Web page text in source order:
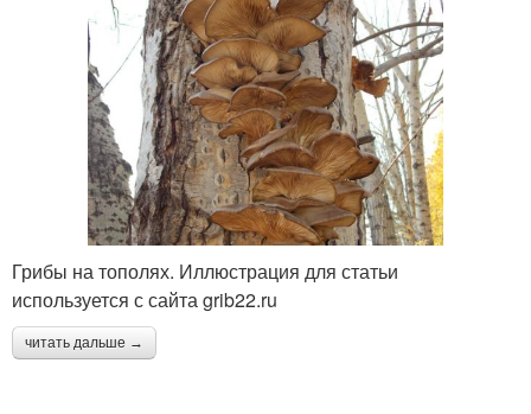
Грибы на тополях. Иллюстрация для статьи
используется с сайта grib22.ru
читать дальше →